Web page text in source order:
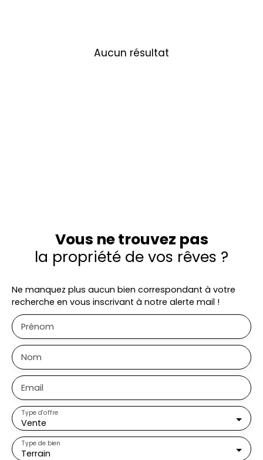
Aucun résultat
Vous ne trouvez pas
la propriété de vos rêves ?
Ne manquez plus aucun bien correspondant à votre
recherche en vous inscrivant à notre alerte mail !
Prénom
Nom
Email
Vente
Type d'offre
Terrain
Type de bien